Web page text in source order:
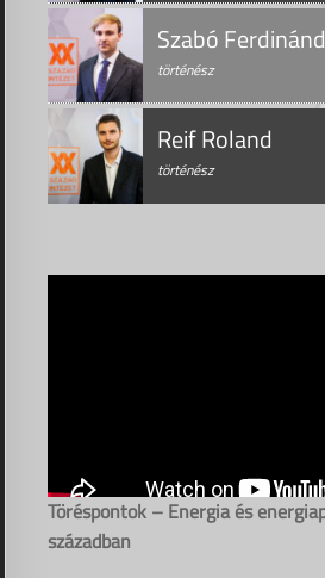
Szabó Ferdinánd
történész
Reif Roland
történész
Töréspontok – Energia és
században